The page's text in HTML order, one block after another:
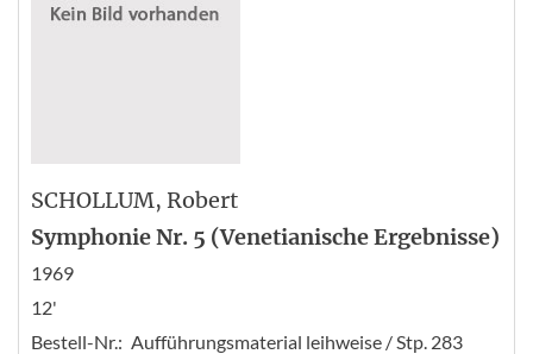
SCHOLLUM, Robert
Symphonie Nr. 5 (Venetianische Ergebnisse)
1969
12'
Bestell-Nr.: Aufführungsmaterial leihweise / Stp. 283